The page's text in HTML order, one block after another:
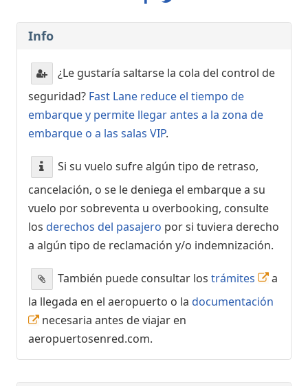
Info
¿Le gustaría saltarse la cola del control de
seguridad? Fast Lane reduce el tiempo de
embarque y permite llegar antes a la zona de
embarque o a las salas VIP.
Si su vuelo sufre algún tipo de retraso,
cancelación, o se le deniega el embarque a su
vuelo por sobreventa u overbooking, consulte
los derechos del pasajero por si tuviera derecho
a algún tipo de reclamación y/o indemnización.
También puede consultar los trámites
a
la llegada en el aeropuerto o la documentación
necesaria antes de viajar en
aeropuertosenred.com.